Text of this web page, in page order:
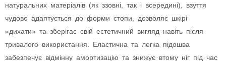
натуральних матеріалів (як ззовні, так і всередині), взуття
чудово адаптується до форми стопи, дозволяє шкірі
«дихати» та зберігає свій естетичний вигляд навіть після
тривалого використання. Еластична та легка підошва
забезпечує відмінну амортизацію та знижує втому ніг під час